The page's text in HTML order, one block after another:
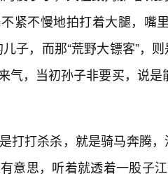
紧不慢地拍打着大腿，嘴
子，而那“荒野大镖客”，
气，当初孙子非要买，说是
打打杀杀，就是骑马奔腾，
意思，听着就透着一股子